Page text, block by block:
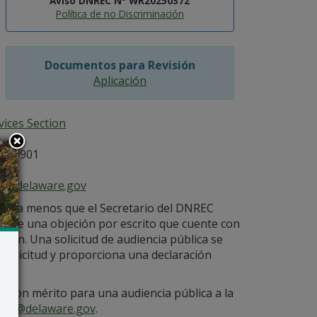
Política de no Discriminación
Documentos para Revisión
Aplicación
Section
19901
a menos que el Secretario del DNREC
una objeción por escrito que cuente con
Una solicitud de audiencia pública se
y proporciona una declaración
con mérito para una audiencia pública a la
.